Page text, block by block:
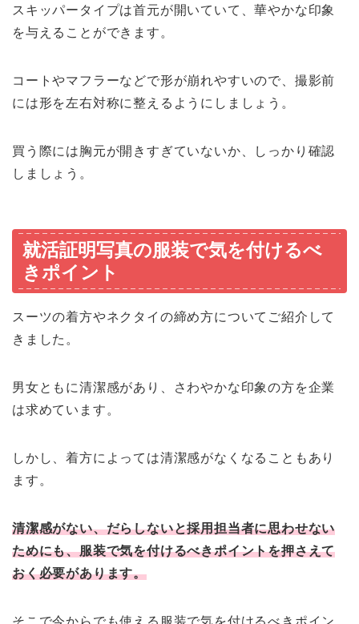
スキッパータイプは首元が開いていて、華やかな印象
を与えることができます。
コートやマフラーなどで形が崩れやすいので、撮影前
には形を左右対称に整えるようにしましょう。
買う際には胸元が開きすぎていないか、しっかり確認
しましょう。
就活証明写真の服装で気を付けるべ
きポイント
スーツの着方やネクタイの締め方についてご紹介して
きました。
男女ともに清潔感があり、さわやかな印象の方を企業
は求めています。
しかし、着方によっては清潔感がなくなることもあり
ます。
清潔感がない、だらしないと採用担当者に思わせない
ためにも、服装で気を付けるべきポイントを押さえて
おく必要があります。
そこで今からでも使える服装で気を付けるべきポイン